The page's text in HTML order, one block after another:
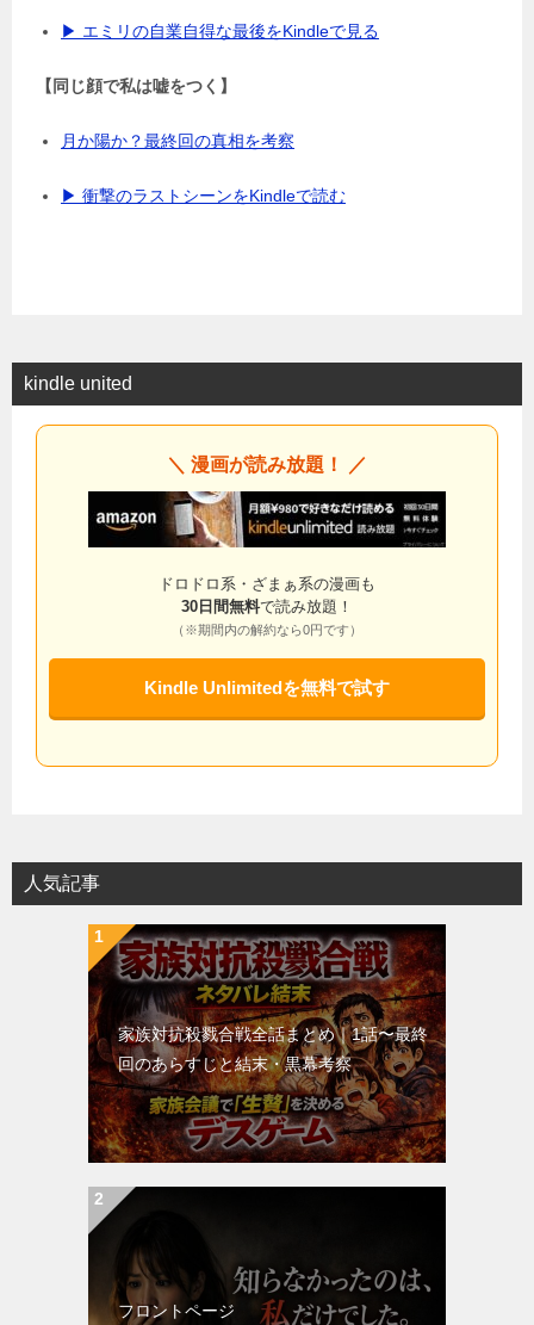
▶ エミリの自業自得な最後をKindleで見る
【同じ顔で私は嘘をつく】
月か陽か？最終回の真相を考察
▶ 衝撃のラストシーンをKindleで読む
kindle united
＼ 漫画が読み放題！ ／
ドロドロ系・ざまぁ系の漫画も
30日間無料で読み放題！
（※期間内の解約なら0円です）
Kindle Unlimitedを無料で試す
人気記事
家族対抗殺戮合戦全話まとめ｜1話〜最終
回のあらすじと結末・黒幕考察
フロントページ